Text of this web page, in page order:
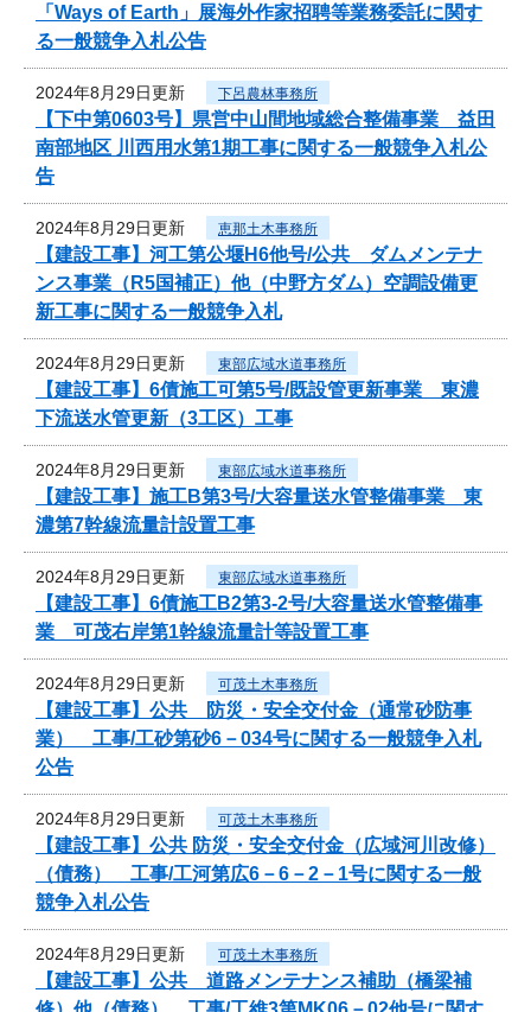
「Ways of Earth」展海外作家招聘等業務委託に関す
る一般競争入札公告
2024年8月29日更新 下呂農林事務所
【下中第0603号】県営中山間地域総合整備事業 益田
南部地区 川西用水第1期工事に関する一般競争入札公
告
2024年8月29日更新 恵那土木事務所
【建設工事】河工第公堰H6他号/公共 ダムメンテナ
ンス事業（R5国補正）他（中野方ダム）空調設備更
新工事に関する一般競争入札
2024年8月29日更新 東部広域水道事務所
【建設工事】6債施工可第5号/既設管更新事業 東濃
下流送水管更新（3工区）工事
2024年8月29日更新 東部広域水道事務所
【建設工事】施工B第3号/大容量送水管整備事業 東
濃第7幹線流量計設置工事
2024年8月29日更新 東部広域水道事務所
【建設工事】6債施工B2第3-2号/大容量送水管整備事
業 可茂右岸第1幹線流量計等設置工事
2024年8月29日更新 可茂土木事務所
【建設工事】公共 防災・安全交付金（通常砂防事
業） 工事/工砂第砂6－034号に関する一般競争入札
公告
2024年8月29日更新 可茂土木事務所
【建設工事】公共 防災・安全交付金（広域河川改修）
（債務） 工事/工河第広6－6－2－1号に関する一般
競争入札公告
2024年8月29日更新 可茂土木事務所
【建設工事】公共 道路メンテナンス補助（橋梁補